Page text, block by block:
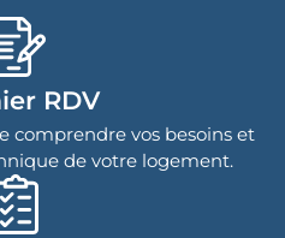
RDV
comprendre vos besoins et
de votre logement.